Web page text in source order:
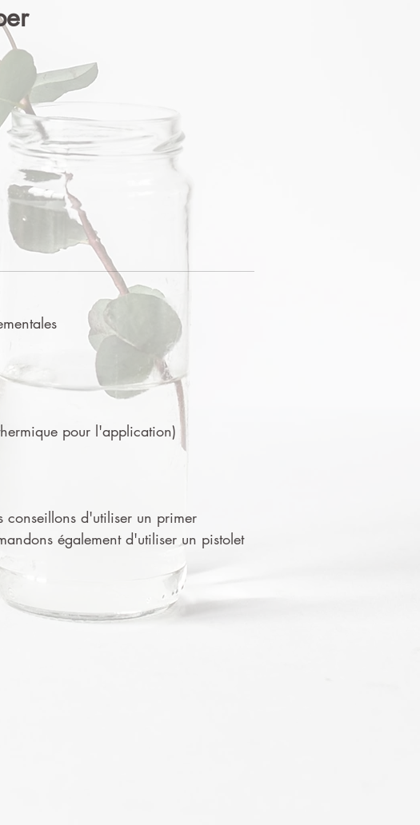
pour l'application)
conseillons d'utiliser un primer
également d'utiliser un pistolet